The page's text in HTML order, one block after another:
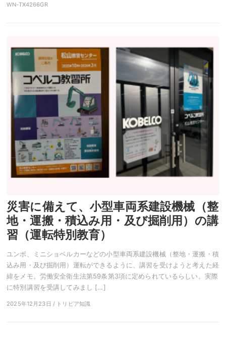
WN-TX4266GR
災害に備えて、小型車両系建設機械（整
地・運搬・積込み用・及び掘削用）の講
習（運転特別教育）
ユンボ、ミニショベルカーなどの小型車両系建設機械（整地・運搬・積
込み用・及び掘削用）運転ができるように、講習を受けようと考えた経
緯をメモ。労働安全衛生法第59条第3項に定められているらしい。実際
に特別講習を受講してみまし […]
2025年12月23日 / トリビア知識